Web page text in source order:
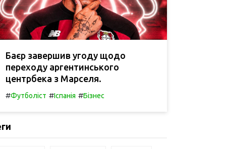
Баєр завершив угоду щодо
переходу аргентинського
центрбека з Марселя.
#Футболіст #Іспанія #Бізнес